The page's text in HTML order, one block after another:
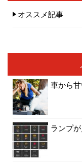
オススメ記事
車から
ランプ